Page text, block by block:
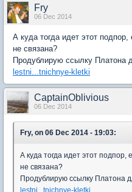
Fry
06 Dec 2014
А куда тогда идет этот
не связана?
Продублирую ссылку Платона
lestni...tnichnye-kletki
CaptainOblivious
06 Dec 2014
Fry, on 06 Dec 2014 - 19:03:
А куда тогда идет этот подпор,
не связана?
Продублирую ссылку Платона
lestni...tnichnye-kletki